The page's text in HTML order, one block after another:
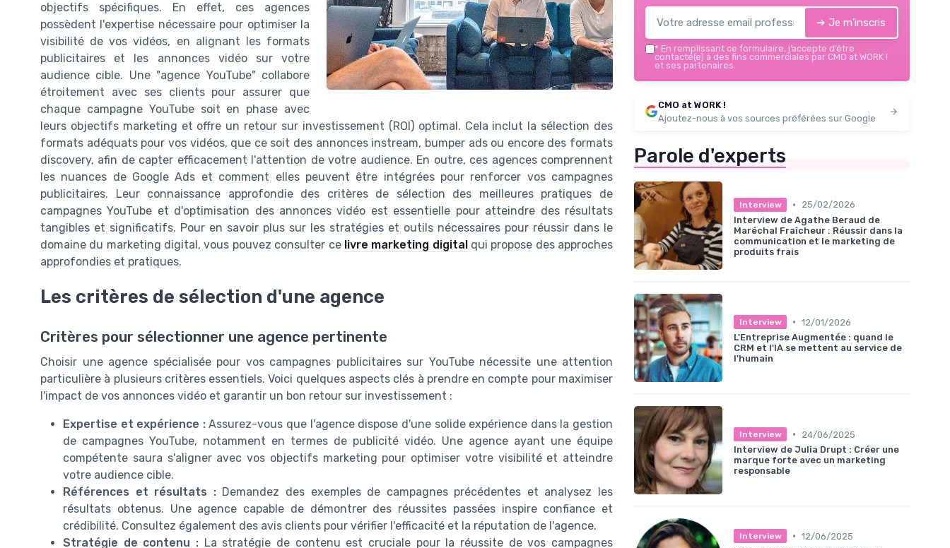
objectifs spécifiques. En effet, ces agences
possèdent l'expertise nécessaire pour optimiser la
visibilité de vos vidéos, en alignant les formats
publicitaires et les annonces vidéo sur votre
audience cible. Une "agence YouTube" collabore
étroitement avec ses clients pour assurer que
chaque campagne YouTube soit en phase avec
leurs objectifs marketing et offre un retour sur investissement (ROI) optimal. Cela inclut la sélection des
formats adéquats pour vos vidéos, que ce soit des annonces instream, bumper ads ou encore des formats
discovery, afin de capter efficacement l'attention de votre audience. En outre, ces agences comprennent
les nuances de Google Ads et comment elles peuvent être intégrées pour renforcer vos campagnes
publicitaires. Leur connaissance approfondie des critères de sélection des meilleures pratiques de
campagnes YouTube et d'optimisation des annonces vidéo est essentielle pour atteindre des résultats
tangibles et significatifs. Pour en savoir plus sur les stratégies et outils nécessaires pour réussir dans le
domaine du marketing digital, vous pouvez consulter ce livre marketing digital qui propose des approches
approfondies et pratiques.
Les critères de sélection d'une agence
Critères pour sélectionner une agence pertinente
Choisir une agence spécialisée pour vos campagnes publicitaires sur YouTube nécessite une attention
particulière à plusieurs critères essentiels. Voici quelques aspects clés à prendre en compte pour maximiser
l'impact de vos annonces vidéo et garantir un bon retour sur investissement :
Expertise et expérience :Assurez-vous que l'agence dispose d'une solide expérience dans la gestion
de campagnes YouTube, notamment en termes de publicité vidéo. Une agence ayant une équipe
compétente saura s'aligner avec vos objectifs marketing pour optimiser votre visibilité et atteindre
votre audience cible.
Références et résultats :Demandez des exemples de campagnes précédentes et analysez les
résultats obtenus. Une agence capable de démontrer des réussites passées inspire confiance et
crédibilité. Consultez également des avis clients pour vérifier l'efficacité et la réputation de l'agence.
Stratégie de contenu : La stratégie de contenu est cruciale pour la réussite de vos campagnes
➔ Je m'inscris
* En remplissant ce formulaire, j’accepte d’être
contacté(e) à des fins commerciales par CMO at WORK !
et ses partenaires.
CMO at WORK !
Ajoutez-nous à vos sources préférées sur Google
Parole d'experts
Interview •
25/02/2026
Interview de Agathe Beraud de
Maréchal Fraîcheur : Réussir dans la
communication et le marketing de
produits frais
Interview • 12/01/2026
L'Entreprise Augmentée : quand le
CRM et l'IA se mettent au service de
l'humain
Interview •
24/06/2025
Interview de Julia Drupt : Créer une
marque forte avec un marketing
responsable
Interview • 12/06/2025